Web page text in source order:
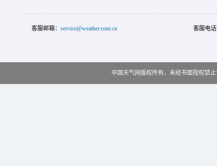
客服邮箱： service@weather.com.cn 客服电
中国天气网版权所有，未经书面授权